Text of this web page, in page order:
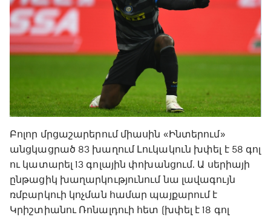
Բոլոր մրցաշարերում միասին «Ինտերում»
անցկացրած 83 խաղում Լուկակուն խփել է 58 գոլ
ու կատարել 13 գոլային փոխանցում. Ա սերիայի
ընթացիկ խաղարկությունում նա լավագույն
ռմբարկուի կոչման համար պայքարում է
Կրիշտիանու Ռոնալդուի հետ (խփել է 18 գոլ